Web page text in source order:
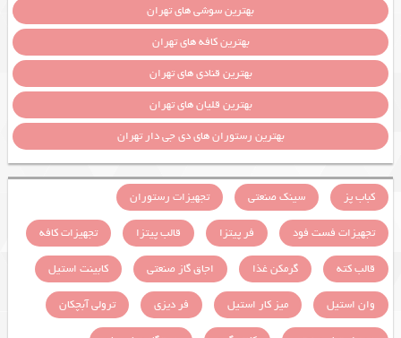
بهترین سوشی های تهران
بهترین کافه های تهران
بهترین قنادی های تهران
بهترین قلیان های تهران
بهترین رستوران های دی جی دار تهران
کباب پز سینک صنعتی
تجهیزات رستوران
تجهیزات فست فود
فر پیتزا قالب پیتزا
تجهیزات کافه
قالب کته
گرمکن غذا اجاق گاز صنعتی
کابینت استیل
وان استیل
میز کار استیل فر دیزی
ترولی آبچکان